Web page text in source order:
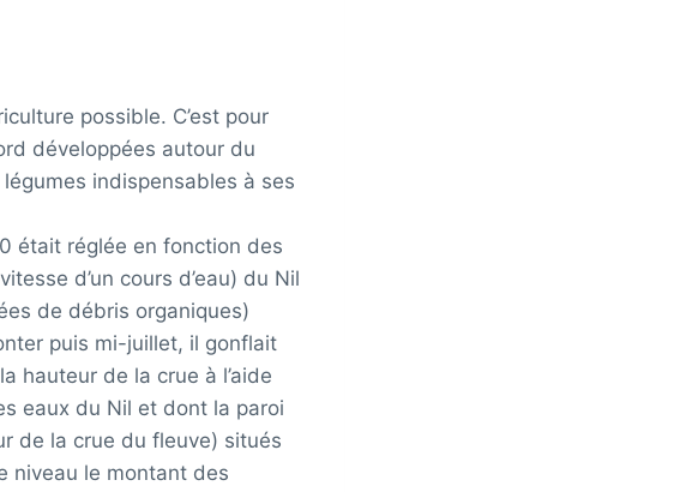
possible. C’est pour
développées autour du
indispensables à ses
était réglée en fonction des
d’un cours d’eau) du Nil
de débris organiques)
puis mi-juillet, il gonflait
hauteur de la crue à l’aide
eaux du Nil et dont la paroi
de la crue du fleuve) situés
niveau le montant des